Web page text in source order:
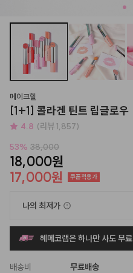
메이크힐
[1+1] 콜라겐 틴트 립글로우
4.8 (리뷰 1,857)
53% 38,000
18,000원
17,000원
쿠폰적용가
나의 최저가
헤메코랩은 하나만 사도 무
배송비
무료배송